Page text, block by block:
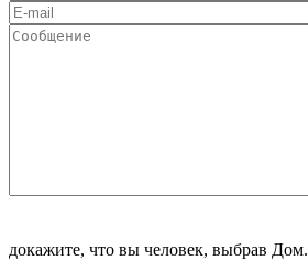
докажите, что вы человек, выбрав Дом.